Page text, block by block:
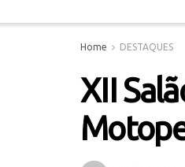
Home DESTAQUES
XII